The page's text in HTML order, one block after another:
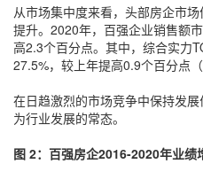
从市场集中度来看，头部房企市
提升。2020年，百强企业销售额
高2.3个百分点。其中，综合实力
27.5%，较上年提高0.9个百分点（
在日趋激烈的市场竞争中保持发
为行业发展的常态。
图 2：百强房企2016-2020年业绩